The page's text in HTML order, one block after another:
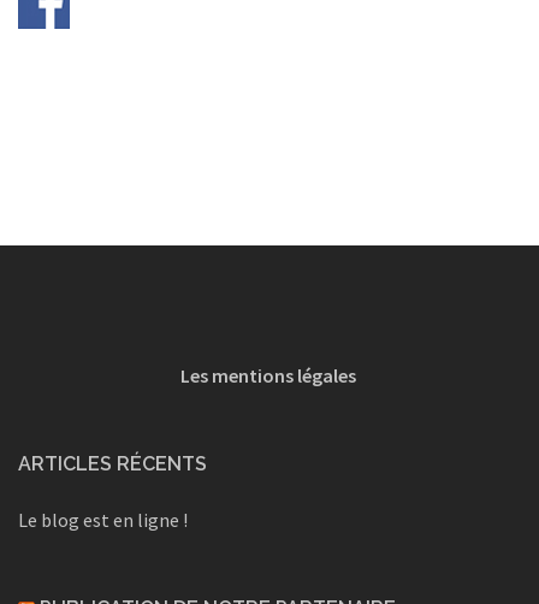
Les mentions légales
ARTICLES RÉCENTS
Le blog est en ligne !